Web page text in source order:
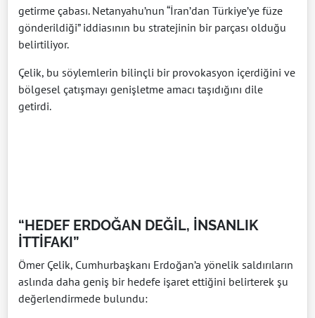
getirme çabası. Netanyahu’nun “İran’dan Türkiye’ye füze
gönderildiği” iddiasının bu stratejinin bir parçası olduğu
belirtiliyor.
Çelik, bu söylemlerin bilinçli bir provokasyon içerdiğini ve
bölgesel çatışmayı genişletme amacı taşıdığını dile
getirdi.
“HEDEF ERDOĞAN DEĞİL, İNSANLIK
İTTİFAKI”
Ömer Çelik, Cumhurbaşkanı Erdoğan’a yönelik saldırıların
aslında daha geniş bir hedefe işaret ettiğini belirterek şu
değerlendirmede bulundu: